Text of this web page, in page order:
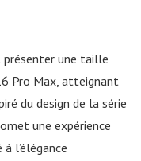
présenter une taille
Pro Max, atteignant
du design de la série
une expérience
l’élégance